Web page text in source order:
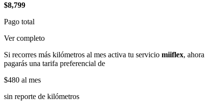
$8,799
Pago total
Ver completo
Si recorres más kilómetros al mes activa tu servicio miiflex, ahora
pagarás una tarifa preferencial de
$480 al mes
sin reporte de kilómetros